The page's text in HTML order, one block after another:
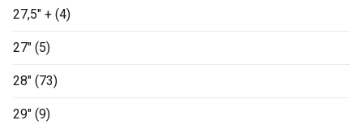
27,5" + (4)
27" (5)
28" (73)
29" (9)